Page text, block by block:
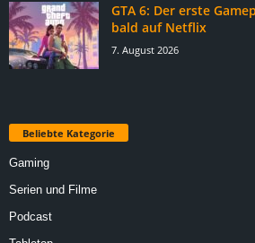
GTA 6: Der erste
bald auf Netflix
7. August 2026
Beliebte Kategorie
Gaming
Serien und Filme
Podcast